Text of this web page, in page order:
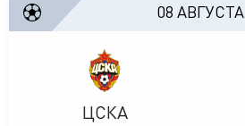
08 АВГУСТА
ЦСКА